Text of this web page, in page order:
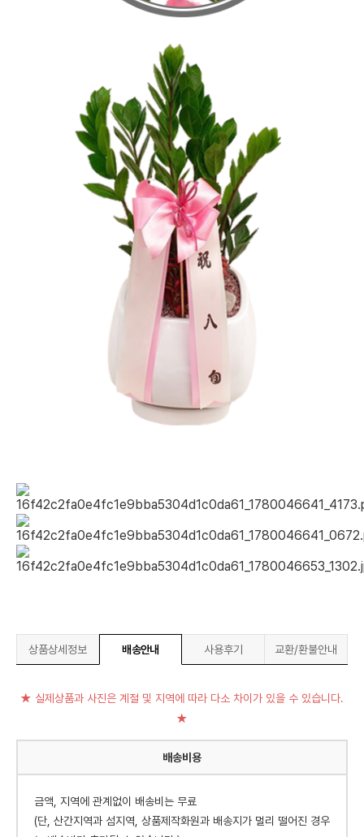
상품상세정보 배송안내 사용후기 교환/환불안내
★ 실제상품과 사진은 계절 및 지역에 따라 다소 차이가 있을 수 있습니다.
★
배송비용
금액, 지역에 관계없이 배송비는 무료
(단, 산간지역과 섬지역, 상품제작화원과 배송지가 멀리 떨어진 경우